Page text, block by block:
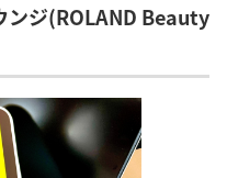
ンジ(ROLAND Beauty